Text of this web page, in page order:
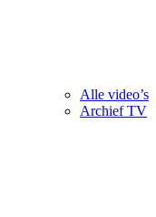
Alle video’s
Archief TV